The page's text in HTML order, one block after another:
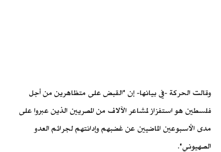
وقالت الحركة -في بيانها- إن "القبض على متظاهرين من أجل
فلسطين هو استفزاز لمشاعر الآلاف من المصريين الذين عبروا على
مدى الأسبوعين الماضيين عن غضبهم وإدانتهم لجرائم العدو
الصهيوني".